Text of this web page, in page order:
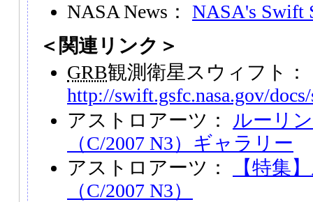
NASA News： NASA's Swift
＜関連リンク＞
GRB観測衛星スウィフト：
http://swift.gsfc.nasa.gov/
アストロアーツ： ルーリ
（C/2007 N3）ギャラリー
アストロアーツ：
【特集
（C/2007 N3）